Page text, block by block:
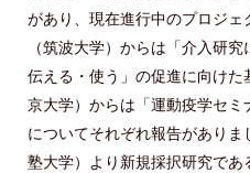
があり、現在進行中のプロジ
（筑波大学）からは「介入研
伝える・使う」の促進に向け
京大学）からは「運動疫学セミ
についてそれぞれ報告があり
塾大学）より新規採択研究で